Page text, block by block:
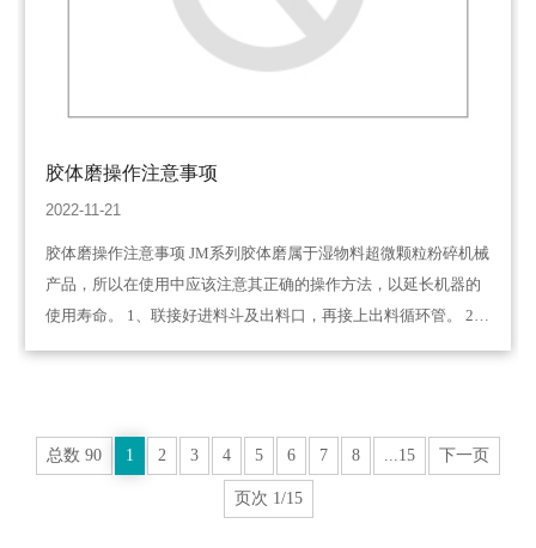
胶体磨操作注意事项
2022-11-21
胶体磨操作注意事项 JM系列胶体磨属于湿物料超微颗粒粉碎机械
产品，所以在使用中应该注意其正确的操作方法，以延长机器的
使用寿命。 1、联接好进料斗及出料口，再接上出料循环管。 2、
总数 90 1 2 3 4 5 6 7 8 ...15 下一页
页次 1/15